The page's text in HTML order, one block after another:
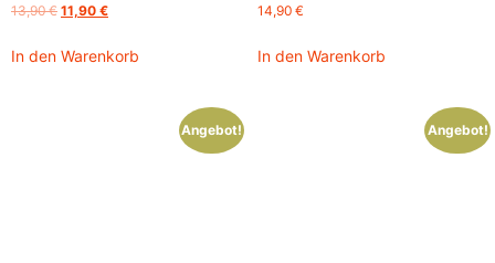
13,90€ 11,90 €
In den Warenkorb
14,90 €
In den Warenkorb
Angebot! Angebot!